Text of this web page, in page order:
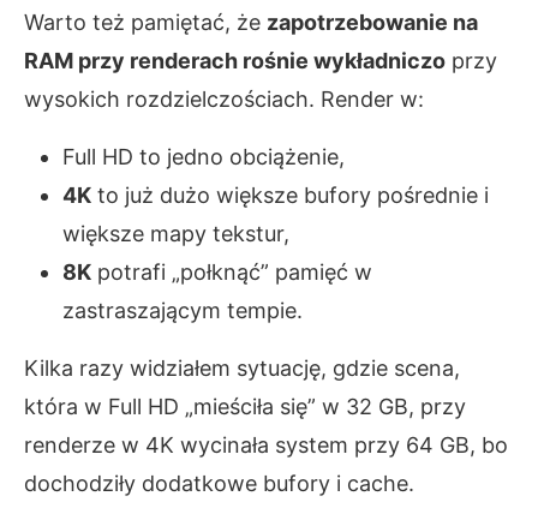
Warto też pamiętać, że zapotrzebowanie na
RAM przy renderach rośnie wykładniczo przy
wysokich rozdzielczościach. Render w:
Full HD to jedno obciążenie,
4K to już dużo większe bufory pośrednie i
większe mapy tekstur,
8K potrafi „połknąć” pamięć w
zastraszającym tempie.
Kilka razy widziałem sytuację, gdzie scena,
która w Full HD „mieściła się” w 32 GB, przy
renderze w 4K wycinała system przy 64 GB, bo
dochodziły dodatkowe bufory i cache.